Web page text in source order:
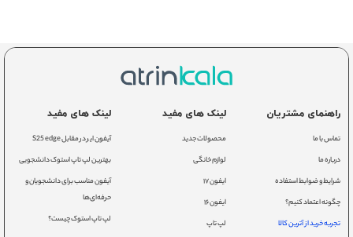
راهنمای مشتریان
تماس با ما
درباره ما
شرایط و ضوابط استفاده
چگونه اعتماد کنیم؟
تجربه خرید از آترین کالا
لینک های مفید
محصولات جدید
لوازم خانگی
ایفون ۱۷
ایفون ۱۶
لپ تاپ
لینک های مفید
آیفون ایر در مقابل S25 edge
بهترین لپ تاپ استوک دانشجویی
آیفون مناسب برای دانشجویان و
حرفه‌ای‌ها
لپ تاپ استوک چیست؟